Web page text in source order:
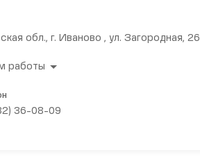
обл., г. Иваново , ул. Загородная, 26
работы
36-08-09